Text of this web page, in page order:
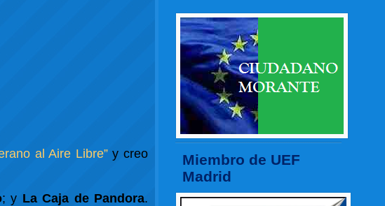
Miembro de UEF
Madrid
al Aire Libre”y creo
; y La Caja de Pandora.